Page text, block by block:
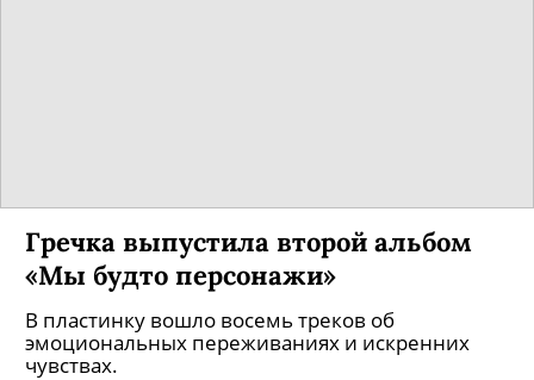
Гречка выпустила второй альбом
«Мы будто персонажи»
В пластинку вошло восемь треков об
эмоциональных переживаниях и искренних
чувствах.